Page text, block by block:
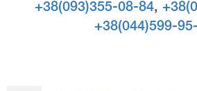
+38(093)355-08-84,
+38(044)599-95-